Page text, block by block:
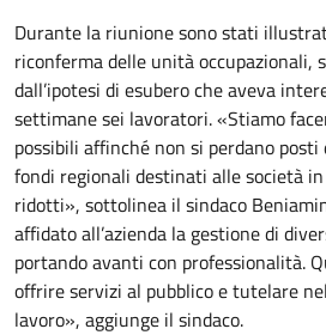
Durante la riunione sono stati
riconferma delle unità occupazionali,
dall’ipotesi di esubero che aveva
settimane sei lavoratori. «Stiamo
possibili affinché non si perdano
fondi regionali destinati alle società
ridotti», sottolinea il sindaco
affidato all’azienda la gestione di
portando avanti con professionalità.
offrire servizi al pubblico e tutelare
lavoro», aggiunge il sindaco.